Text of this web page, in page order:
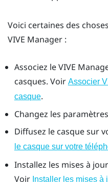
Voici certaines des
VIVE Manager :
Associez leVIVE
casques. Voir Associer
casque.
Changez les
Diffusez le casque sur
le casque sur votre
Installez les mises à
Voir Installer les mises à